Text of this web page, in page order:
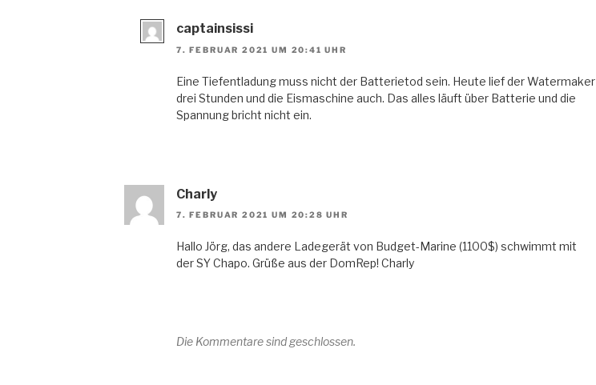
captainsissi
7. FEBRUAR 2021 UM 20:41 UHR
Eine Tiefentladung muss nicht der Batterietod sein. Heute lief der Watermaker
drei Stunden und die Eismaschine auch. Das alles läuft über Batterie und die
Spannung bricht nicht ein.
Charly
7. FEBRUAR 2021 UM 20:28 UHR
Hallo Jörg, das andere Ladegerät von Budget-Marine (1100$) schwimmt mit
der SY Chapo. Grüße aus der DomRep! Charly
Die Kommentare sind geschlossen.